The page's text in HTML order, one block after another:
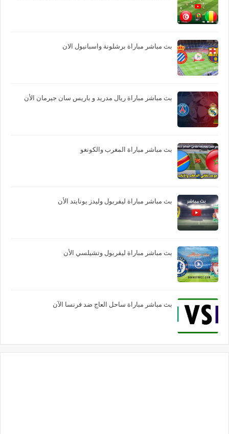
بث مباشر مباراة برشلونة واسبانيول الان
بث مباشر مباراة ريال مدريد و باريس سان جيرمان الأن
بث مباشر مباراة المغرب والكونغو
بث مباشر مباراة ليفربول وليدز يونايتد الأن
بث مباشر مباراة ليفربول وتشيلسي الأن
بث مباشر مباراة ساحل العاج ضد فرنسا الآن